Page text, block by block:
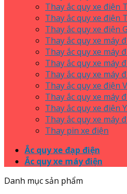
Thay ắc quy xe điện
Thay ắc quy xe điện
Thay ắc quy xe điện
Thay ắc quy xe máy
Thay ắc quy xe máy
Thay ắc quy xe máy
Thay ắc quy xe máy
Thay ắc quy xe điện
Thay ắc quy xe máy
Thay ắc quy xe điện
Thay ắc quy xe máy
Thay pin xe điện
Ắc quy xe đạp điện
Ắc quy xe máy điện
Danh mục sản phẩm